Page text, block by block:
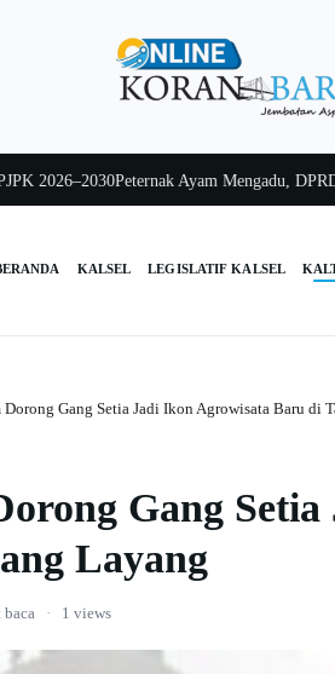
Peternak Ayam Mengadu, DPRD
KALSEL LEGISLATIF KALSEL
Gang Setia Jadi Ikon Agrowisata Baru di
Gang
Layang
baca · 1 views